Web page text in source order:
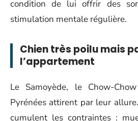
condition de lui offrir des
stimulation mentale régulière.
Chien très poilu mais
l’appartement
Le Samoyède, le Chow-
Pyrénées attirent par leur
cumulent les contraintes :